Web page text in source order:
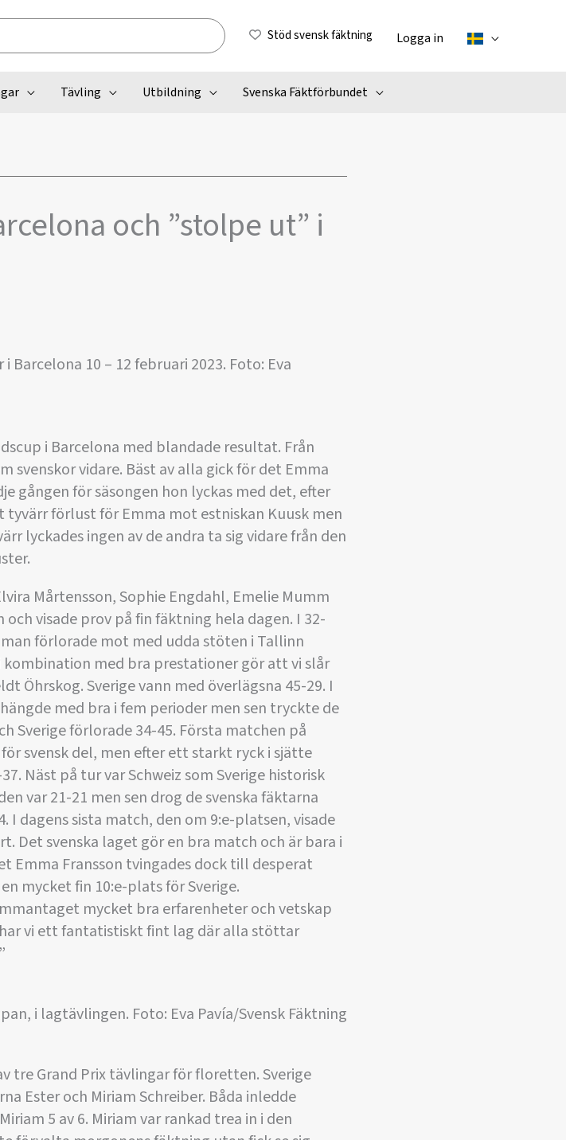
Stöd svensk fäktning Logga in
Tävling Utbildning Svenska Fäktförbundet
och ”stolpe ut” i
10 – 12 februari 2023. Foto: Eva
i Barcelona med blandade resultat. Från
vidare. Bäst av alla gick för det Emma
gången för säsongen hon lyckas med det, efter
förlust för Emma mot estniskan Kuusk men
lyckades ingen av de andra ta sig vidare från den
Mårtensson, Sophie Engdahl, Emelie Mumm
visade prov på fin fäktning hela dagen. I 32-
förlorade mot med udda stöten i Tallinn
med bra prestationer gör att vi slår
Öhrskog. Sverige vann med överlägsna 45-29. I
med bra i fem perioder men sen tryckte de
Sverige förlorade 34-45. Första matchen på
svensk del, men efter ett starkt ryck i sjätte
Näst på tur var Schweiz som Sverige historisk
var 21-21 men sen drog de svenska fäktarna
I dagens sista match, den om 9:e-platsen, visade
Det svenska laget gör en bra match och är bara i
Emma Fransson tvingades dock till desperat
mycket fin 10:e-plats för Sverige.
mycket bra erfarenheter och vetskap
vi ett fantatistiskt fint lag där alla stöttar
i lagtävlingen. Foto: Eva Pavía/Svensk Fäktning
tre Grand Prix tävlingar för floretten. Sverige
Ester och Miriam Schreiber. Båda inledde
5 av 6. Miriam var rankad trea in i den